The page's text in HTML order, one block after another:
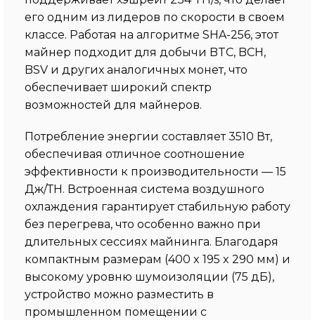
его одним из лидеров по скорости в своем
классе. Работая на алгоритме SHA-256, этот
майнер подходит для добычи BTC, BCH,
BSV и других аналогичных монет, что
обеспечивает широкий спектр
возможностей для майнеров.
Потребление энергии составляет 3510 Вт,
обеспечивая отличное соотношение
эффективности к производительности — 15
Дж/ТН. Встроенная система воздушного
охлаждения гарантирует стабильную работу
без перегрева, что особенно важно при
длительных сессиях майнинга. Благодаря
компактным размерам (400 x 195 x 290 мм) и
высокому уровню шумоизоляции (75 дБ),
устройство можно разместить в
промышленном помещении с